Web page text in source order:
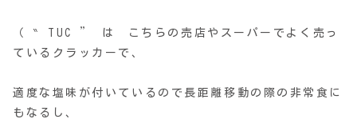
（ ‶ TUC ” は こちらの売店やスーパーでよく売っ
ているクラッカーで、
適度な塩味が付いているので長距離移動の際の非常食に
もなるし、